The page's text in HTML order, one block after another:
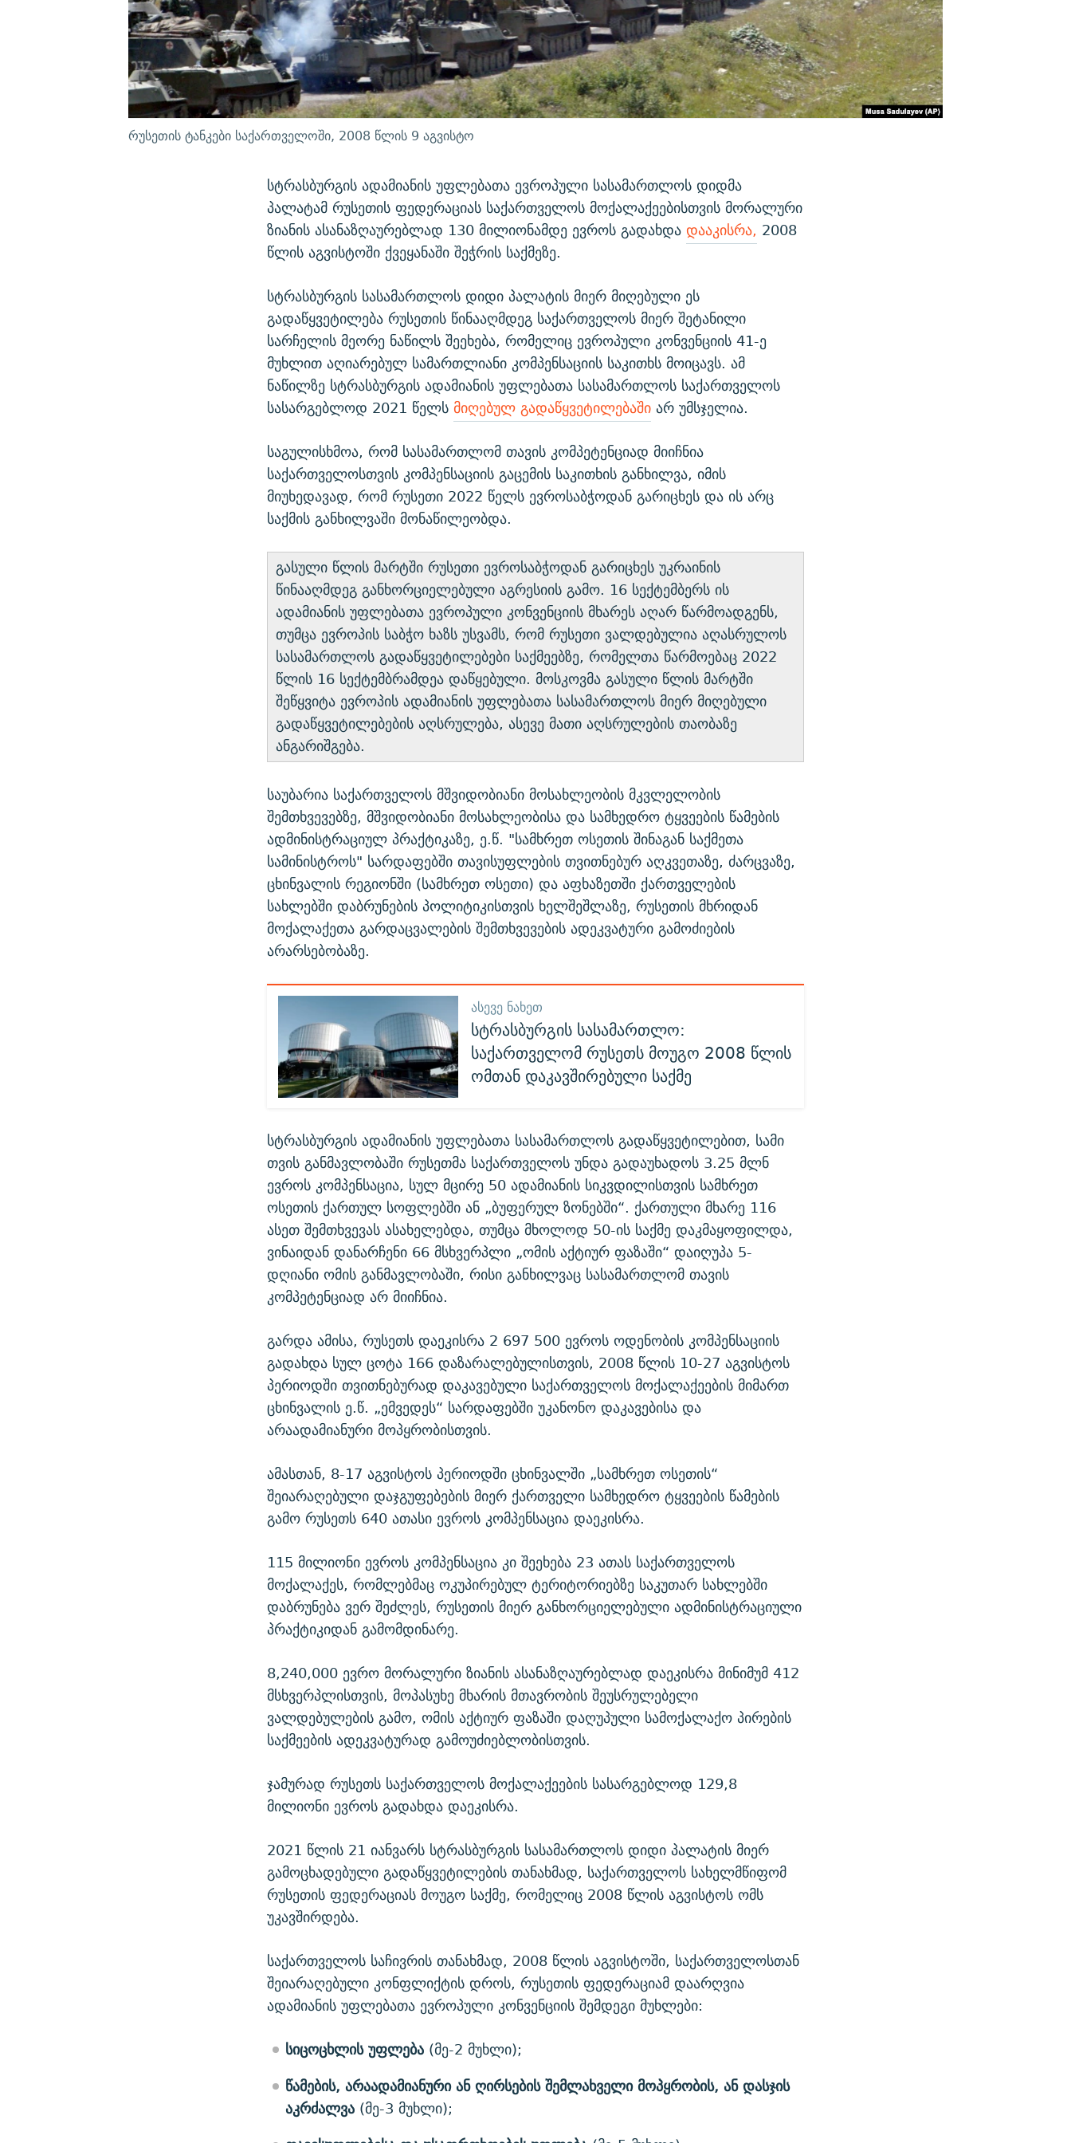
რუსეთის ტანკები საქართველოში, 2008 წლის 9 აგვისტო
სტრასბურგის ადამიანის უფლებათა ევროპული სასამართლოს დიდმა
პალატამ რუსეთის ფედერაციას საქართველოს მოქალაქეებისთვის მორალური
ზიანის ასანაზღაურებლად 130 მილიონამდე ევროს გადახდადააკისრა, 2008
წლის აგვისტოში ქვეყანაში შეჭრის საქმეზე.
სტრასბურგის სასამართლოს დიდი პალატის მიერ მიღებული ეს
გადაწყვეტილება რუსეთის წინააღმდეგ საქართველოს მიერ შეტანილი
სარჩელის მეორე ნაწილს შეეხება, რომელიც ევროპული კონვენციის 41-ე
მუხლით აღიარებულ სამართლიანი კომპენსაციის საკითხს მოიცავს. ამ
ნაწილზე სტრასბურგის ადამიანის უფლებათა სასამართლოს საქართველოს
სასარგებლოდ 2021 წელსმიღებულ გადაწყვეტილებაშიარ უმსჯელია.
საგულისხმოა, რომ სასამართლომ თავის კომპეტენციად მიიჩნია
საქართველოსთვის კომპენსაციის გაცემის საკითხის განხილვა, იმის
მიუხედავად, რომ რუსეთი 2022 წელს ევროსაბჭოდან გარიცხეს და ის არც
საქმის განხილვაში მონაწილეობდა.
გასული წლის მარტში რუსეთი ევროსაბჭოდან გარიცხეს უკრაინის
წინააღმდეგ განხორციელებული აგრესიის გამო. 16 სექტემბერს ის
ადამიანის უფლებათა ევროპული კონვენციის მხარეს აღარ წარმოადგენს,
თუმცა ევროპის საბჭო ხაზს უსვამს, რომ რუსეთი ვალდებულია აღასრულოს
სასამართლოს გადაწყვეტილებები საქმეებზე, რომელთა წარმოებაც 2022
წლის 16 სექტემბრამდეა დაწყებული. მოსკოვმა გასული წლის მარტში
შეწყვიტა ევროპის ადამიანის უფლებათა სასამართლოს მიერ მიღებული
გადაწყვეტილებების აღსრულება, ასევე მათი აღსრულების თაობაზე
ანგარიშგება.
საუბარია საქართველოს მშვიდობიანი მოსახლეობის მკვლელობის
შემთხვევებზე, მშვიდობიანი მოსახლეობისა და სამხედრო ტყვეების წამების
ადმინისტრაციულ პრაქტიკაზე, ე.წ. "სამხრეთ ოსეთის შინაგან საქმეთა
სამინისტროს" სარდაფებში თავისუფლების თვითნებურ აღკვეთაზე, ძარცვაზე,
ცხინვალის რეგიონში (სამხრეთ ოსეთი) და აფხაზეთში ქართველების
სახლებში დაბრუნების პოლიტიკისთვის ხელშეშლაზე, რუსეთის მხრიდან
მოქალაქეთა გარდაცვალების შემთხვევების ადეკვატური გამოძიების
არარსებობაზე.
ᲐᲡᲔᲕᲔ ᲜᲐᲮᲔᲗ
სტრასბურგის სასამართლო:
საქართველომ რუსეთს მოუგო 2008 წლის
ომთან დაკავშირებული საქმე
სტრასბურგის ადამიანის უფლებათა სასამართლოს გადაწყვეტილებით, სამი
თვის განმავლობაში რუსეთმა საქართველოს უნდა გადაუხადოს 3.25 მლნ
ევროს კომპენსაცია, სულ მცირე 50 ადამიანის სიკვდილისთვის სამხრეთ
ოსეთის ქართულ სოფლებში ან „ბუფერულ ზონებში“. ქართული მხარე 116
ასეთ შემთხვევას ასახელებდა, თუმცა მხოლოდ 50-ის საქმე დაკმაყოფილდა,
ვინაიდან დანარჩენი 66 მსხვერპლი „ომის აქტიურ ფაზაში“ დაიღუპა 5-
დღიანი ომის განმავლობაში, რისი განხილვაც სასამართლომ თავის
კომპეტენციად არ მიიჩნია.
გარდა ამისა, რუსეთს დაეკისრა 2 697 500 ევროს ოდენობის კომპენსაციის
გადახდა სულ ცოტა 166 დაზარალებულისთვის, 2008 წლის 10-27 აგვისტოს
პერიოდში თვითნებურად დაკავებული საქართველოს მოქალაქეების მიმართ
ცხინვალის ე.წ. „ემვედეს“ სარდაფებში უკანონო დაკავებისა და
არაადამიანური მოპყრობისთვის.
ამასთან, 8-17 აგვისტოს პერიოდში ცხინვალში „სამხრეთ ოსეთის“
შეიარაღებული დაჯგუფებების მიერ ქართველი სამხედრო ტყვეების წამების
გამო რუსეთს 640 ათასი ევროს კომპენსაცია დაეკისრა.
115 მილიონი ევროს კომპენსაცია კი შეეხება 23 ათას საქართველოს
მოქალაქეს, რომლებმაც ოკუპირებულ ტერიტორიებზე საკუთარ სახლებში
დაბრუნება ვერ შეძლეს, რუსეთის მიერ განხორციელებული ადმინისტრაციული
პრაქტიკიდან გამომდინარე.
8,240,000 ევრო მორალური ზიანის ასანაზღაურებლად დაეკისრა მინიმუმ 412
მსხვერპლისთვის, მოპასუხე მხარის მთავრობის შეუსრულებელი
ვალდებულების გამო, ომის აქტიურ ფაზაში დაღუპული სამოქალაქო პირების
საქმეების ადეკვატურად გამოუძიებლობისთვის.
ჯამურად რუსეთს საქართველოს მოქალაქეების სასარგებლოდ 129,8
მილიონი ევროს გადახდა დაეკისრა.
2021 წლის 21 იანვარს სტრასბურგის სასამართლოს დიდი პალატის მიერ
გამოცხადებული გადაწყვეტილების თანახმად, საქართველოს სახელმწიფომ
რუსეთის ფედერაციას მოუგო საქმე, რომელიც 2008 წლის აგვისტოს ომს
უკავშირდება.
საქართველოს საჩივრის თანახმად, 2008 წლის აგვისტოში, საქართველოსთან
შეიარაღებული კონფლიქტის დროს, რუსეთის ფედერაციამ დაარღვია
ადამიანის უფლებათა ევროპული კონვენციის შემდეგი მუხლები:
სიცოცხლისუფლება(მე-2 მუხლი);
წამების, არაადამიანური ან ღირსების შემლახველი მოპყრობის, ან დასჯის
აკრძალვა(მე-3 მუხლი);